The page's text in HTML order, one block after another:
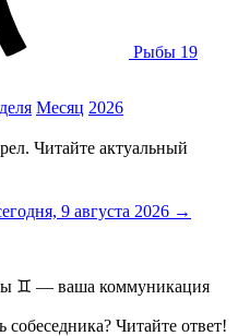
Рыбы 19
Месяц 2026
Читайте актуальный
9 августа 2026 →
♊ — ваша коммуникация
Читайте ответ!